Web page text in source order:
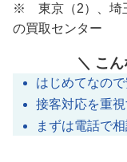
※ 東京（2）、埼
の買取センター
＼ こ
はじめてなの
接客対応を重
まずは電話で